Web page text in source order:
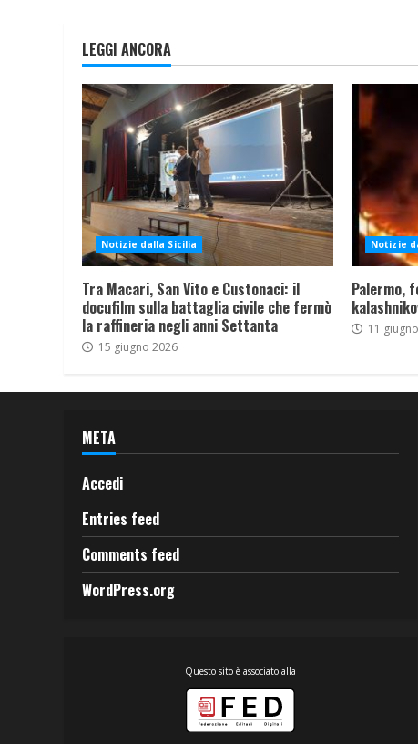
LEGGI ANCORA
Notizie dalla Sicilia
Tra Macari, San Vito e Custonaci: il
docufilm sulla battaglia civile che fermò
la raffineria negli anni Settanta
15 giugno 2026
Notizie
Palermo,
11
META
Accedi
Entries feed
Comments feed
WordPress.org
Questo sito è associato alla